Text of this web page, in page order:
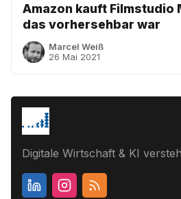
Amazon kauft Filmstudio
das vorhersehbar war
Marcel Weiß
26 Mai 2021
Digitale Wirtschaft & KI